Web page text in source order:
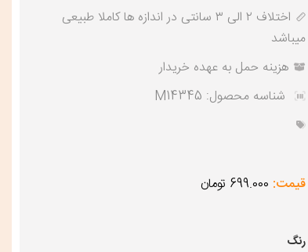
اختلاف ۲ الی ۳ سانتی در اندازه ها کاملا طبیعی
میباشد
هزینه حمل به عهده خریدار
شناسه محصول: M14345
قیمت: 699.000 تومان
رنگ